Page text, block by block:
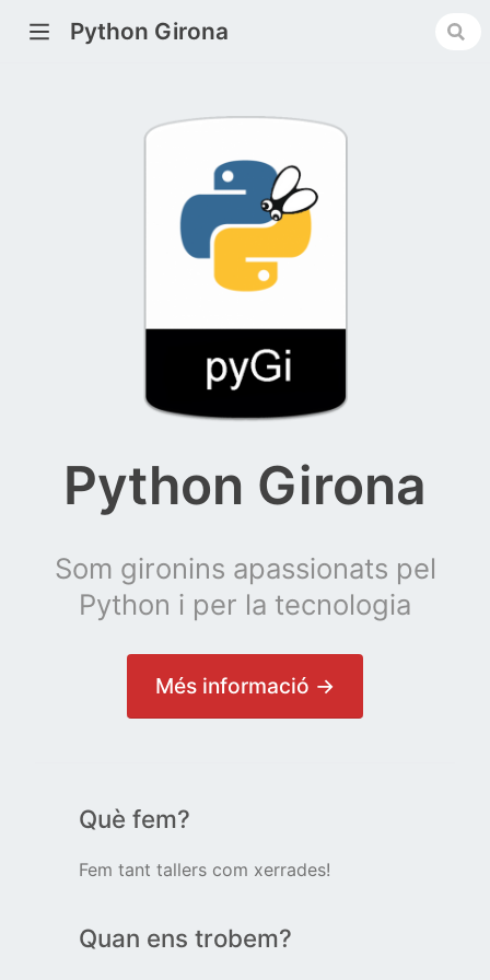
Python Girona
Python Girona
Som gironins apassionats pel
Python i per la tecnologia
Més informació →
Què fem?
Fem tant tallers com xerrades!
Quan ens trobem?